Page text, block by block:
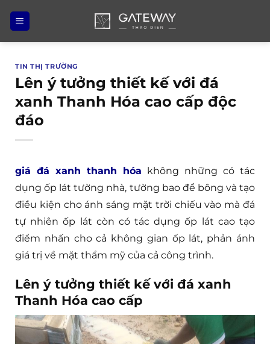
qua
nội
TIN THỊ TRƯỜNG
Lên ý tưởng thiết kế với đá
xanh Thanh Hóa cao cấp độc
đáo
giá đá xanh thanh hóa không những có tác
dụng ốp lát tường nhà, tường bao để bông và tạo
điều kiện cho ánh sáng mặt trời chiếu vào mà đá
tự nhiên ốp lát còn có tác dụng ốp lát cao tạo
điểm nhấn cho cả không gian ốp lát, phản ánh
giá trị về mặt thẩm mỹ của cả công trình.
Lên ý tưởng thiết kế với đá xanh
Thanh Hóa cao cấp